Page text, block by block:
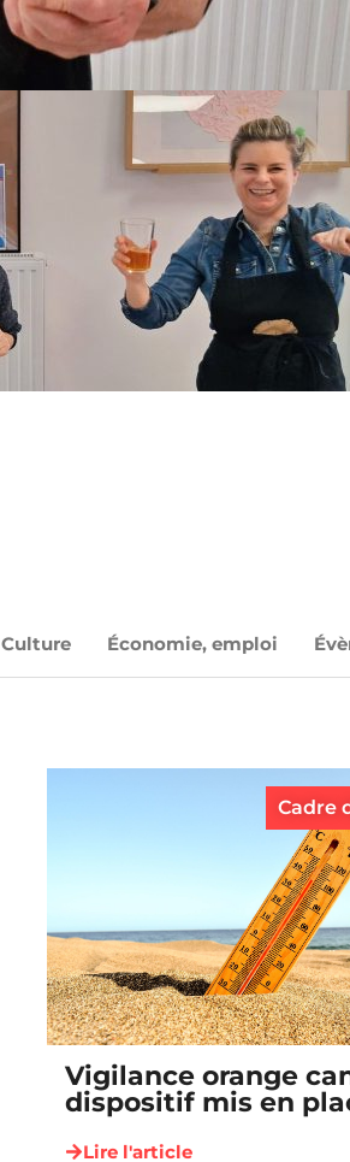
Culture Économie, emploi
Cadre
Vigilance orange
dispositif mis en
Lire l'article